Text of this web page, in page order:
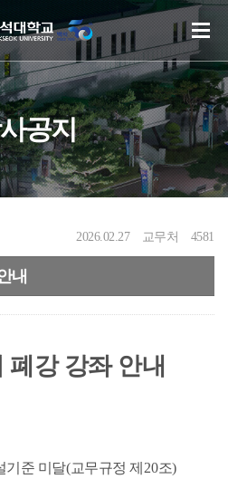
공지
2026.02.27 교무처 4581
내
폐강 강좌 안내
기준 미달(교무규정 제 20조)